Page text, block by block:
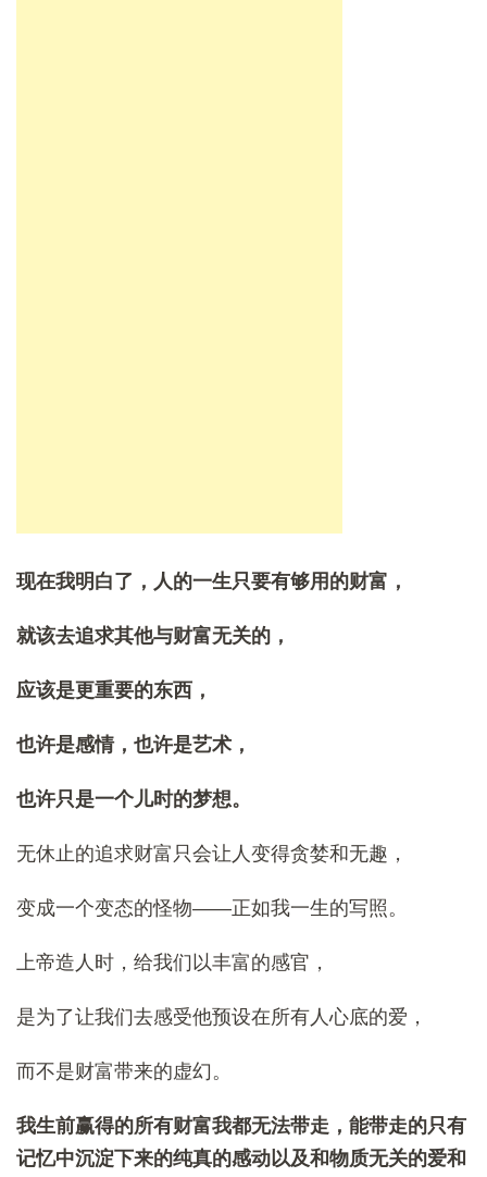
现在我明白了，人的一生只要有够用的财富，
就该去追求其他与财富无关的，
应该是更重要的东西，
也许是感情，也许是艺术，
也许只是一个儿时的梦想。
无休止的追求财富只会让人变得贪婪和无趣，
变成一个变态的怪物——正如我一生的写照。
上帝造人时，给我们以丰富的感官，
是为了让我们去感受他预设在所有人心底的爱，
而不是财富带来的虚幻。
我生前赢得的所有财富我都无法带走， 能带走的只有
记忆中沉淀下来的纯真的感动以及和物质无关的爱和